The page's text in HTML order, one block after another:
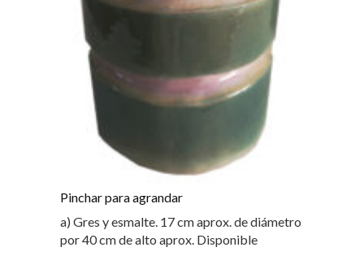
Pinchar para agrandar
a) Gres y esmalte. 17 cm aprox. de diámetro
por 40 cm de alto aprox. Disponible